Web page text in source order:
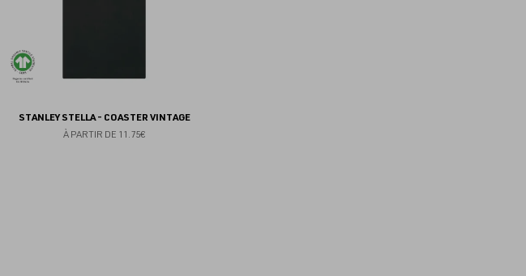
STANLEY STELLA - COASTER VINTAGE
À PARTIR DE 11.75€